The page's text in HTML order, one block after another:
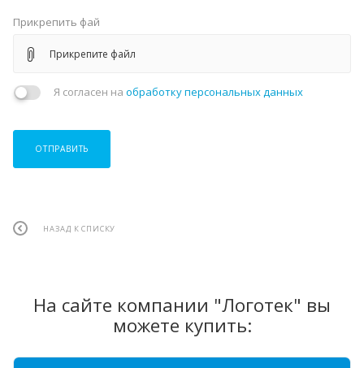
Прикрепить фай
Прикрепите файл
Я согласен на обработку персональных данных
ОТПРАВИТЬ
НАЗАД К СПИСКУ
На сайте компании "Логотек" вы
можете купить: